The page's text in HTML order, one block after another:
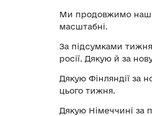
Ми продовжимо наші
масштабні.
За підсумками
росії. Дякую й за
Дякую Фінляндії за
цього тижня.
Дякую Німеччині за